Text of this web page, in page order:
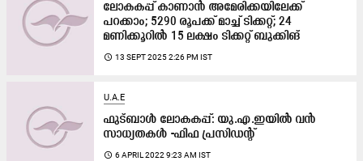
ലോകകപ്പ് കാണാൻ അമേരിക്കയിലേക്ക്
പറക്കാം; 5290 രൂപക്ക് മാച്ച് ​ടിക്കറ്റ്; 24
മണിക്കൂറിൽ 15 ലക്ഷം ടിക്കറ്റ് ബുക്കിങ്
access_time 13 SEPT 2025 2:26 PM IST
U.A.E
ഫുട്​ബാൾ ലോകകപ്പ്​: യു.എ.ഇയിൽ വൻ
സാധ്യതകൾ -ഫിഫ പ്രസിഡന്‍റ്​
access_time 6 APRIL 2022 9:23 AM IST